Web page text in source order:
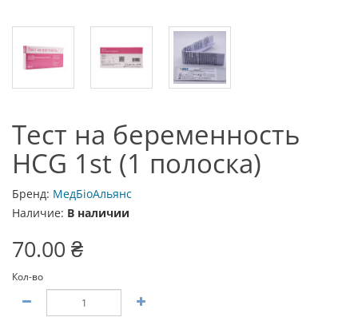
Тест на беременность
HCG 1st (1 полоска)
Бренд: МедБіоАльянс
Наличие: В наличии
70.00 ₴
Кол-во